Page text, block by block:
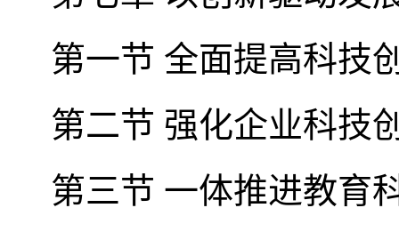
第一节 全面提高科技
第二节 强化企业科技
第三节 一体推进教育